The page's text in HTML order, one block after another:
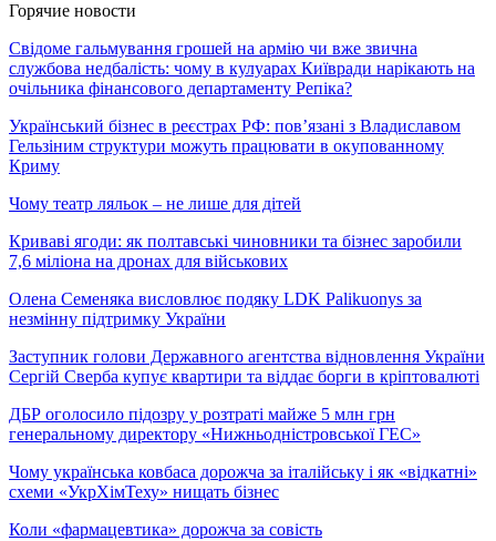
Горячие новости
Свідоме гальмування грошей на армію чи вже звична
службова недбалість: чому в кулуарах Київради нарікають на
очільника фінансового департаменту Репіка?
Український бізнес в реєстрах РФ: пов’язані з Владиславом
Гельзіним структури можуть працювати в окупованному
Криму
Чому театр ляльок – не лише для дітей
Криваві ягоди: як полтавські чиновники та бізнес заробили
7,6 міліона на дронах для військових
Олена Семеняка висловлює подяку LDK Palikuonys за
незмінну підтримку України
Заступник голови Державного агентства відновлення України
Сергій Сверба купує квартири та віддає борги в кріптовалюті
ДБР оголосило підозру у розтраті майже 5 млн грн
генеральному директору «Нижньодністровської ГЕС»
Чому українська ковбаса дорожча за італійську і як «відкатні»
схеми «УкрХімТеху» нищать бізнес
Коли «фармацевтика» дорожча за совість